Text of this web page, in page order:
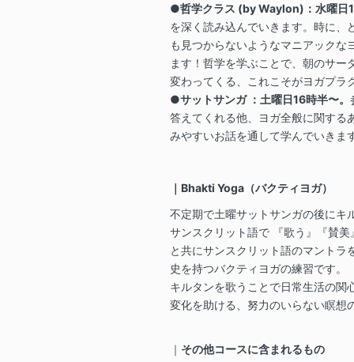
●哲学クラス (by Waylon)：水曜日
を深く読み込んでいきます。時に、
も見つからないようなマニアックな
ます！哲学を学ぶことで、朝のサー
変わってくる、これこそがヨガプラ
●サットサンガ ：土曜日16時半〜。
答えてくれる他、ヨガ全般に関する
みやすいお話を通して学んでいきま
｜Bhakti Yoga（バクティヨガ）
不定期で土曜サットサンガの後にキ
サンスクリット語で 『歌う』『賛
と共にサンスクリット語のマントラ
史を持つバクティヨガの練習です。
キルタンを歌うことで日常生活の関
変化を助ける、努力のいらない瞑想
｜ その他コースに含まれるもの